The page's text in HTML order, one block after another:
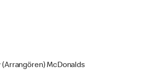
(Arrangören) McDonalds